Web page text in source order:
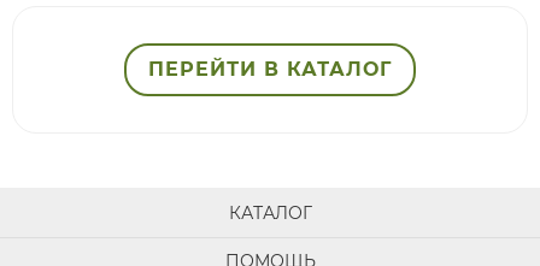
ПЕРЕЙТИ В КАТАЛОГ
КАТАЛОГ
ПОМОЩЬ